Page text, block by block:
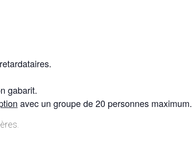
gabarit.
avec un groupe de 20 personnes maximum.